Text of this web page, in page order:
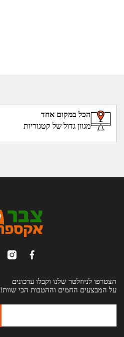
הכל במקום אחד
מגוון גדול של קטגוריות
הצטרפו לניוזלטר שלנו וקבלו עדכונים
על המבצעים החמים וההטבות הכי שוות!